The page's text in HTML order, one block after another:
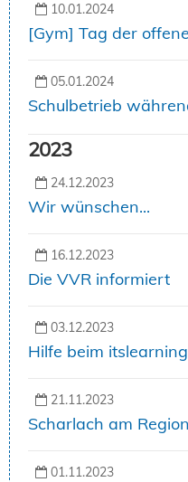
10.01.2024
[Gym] Tag der
05.01.2024
Schulbetrieb
2023
24.12.2023
Wir wünschen...
16.12.2023
Die VVR informiert
03.12.2023
Hilfe beim
21.11.2023
Scharlach am
01.11.2023